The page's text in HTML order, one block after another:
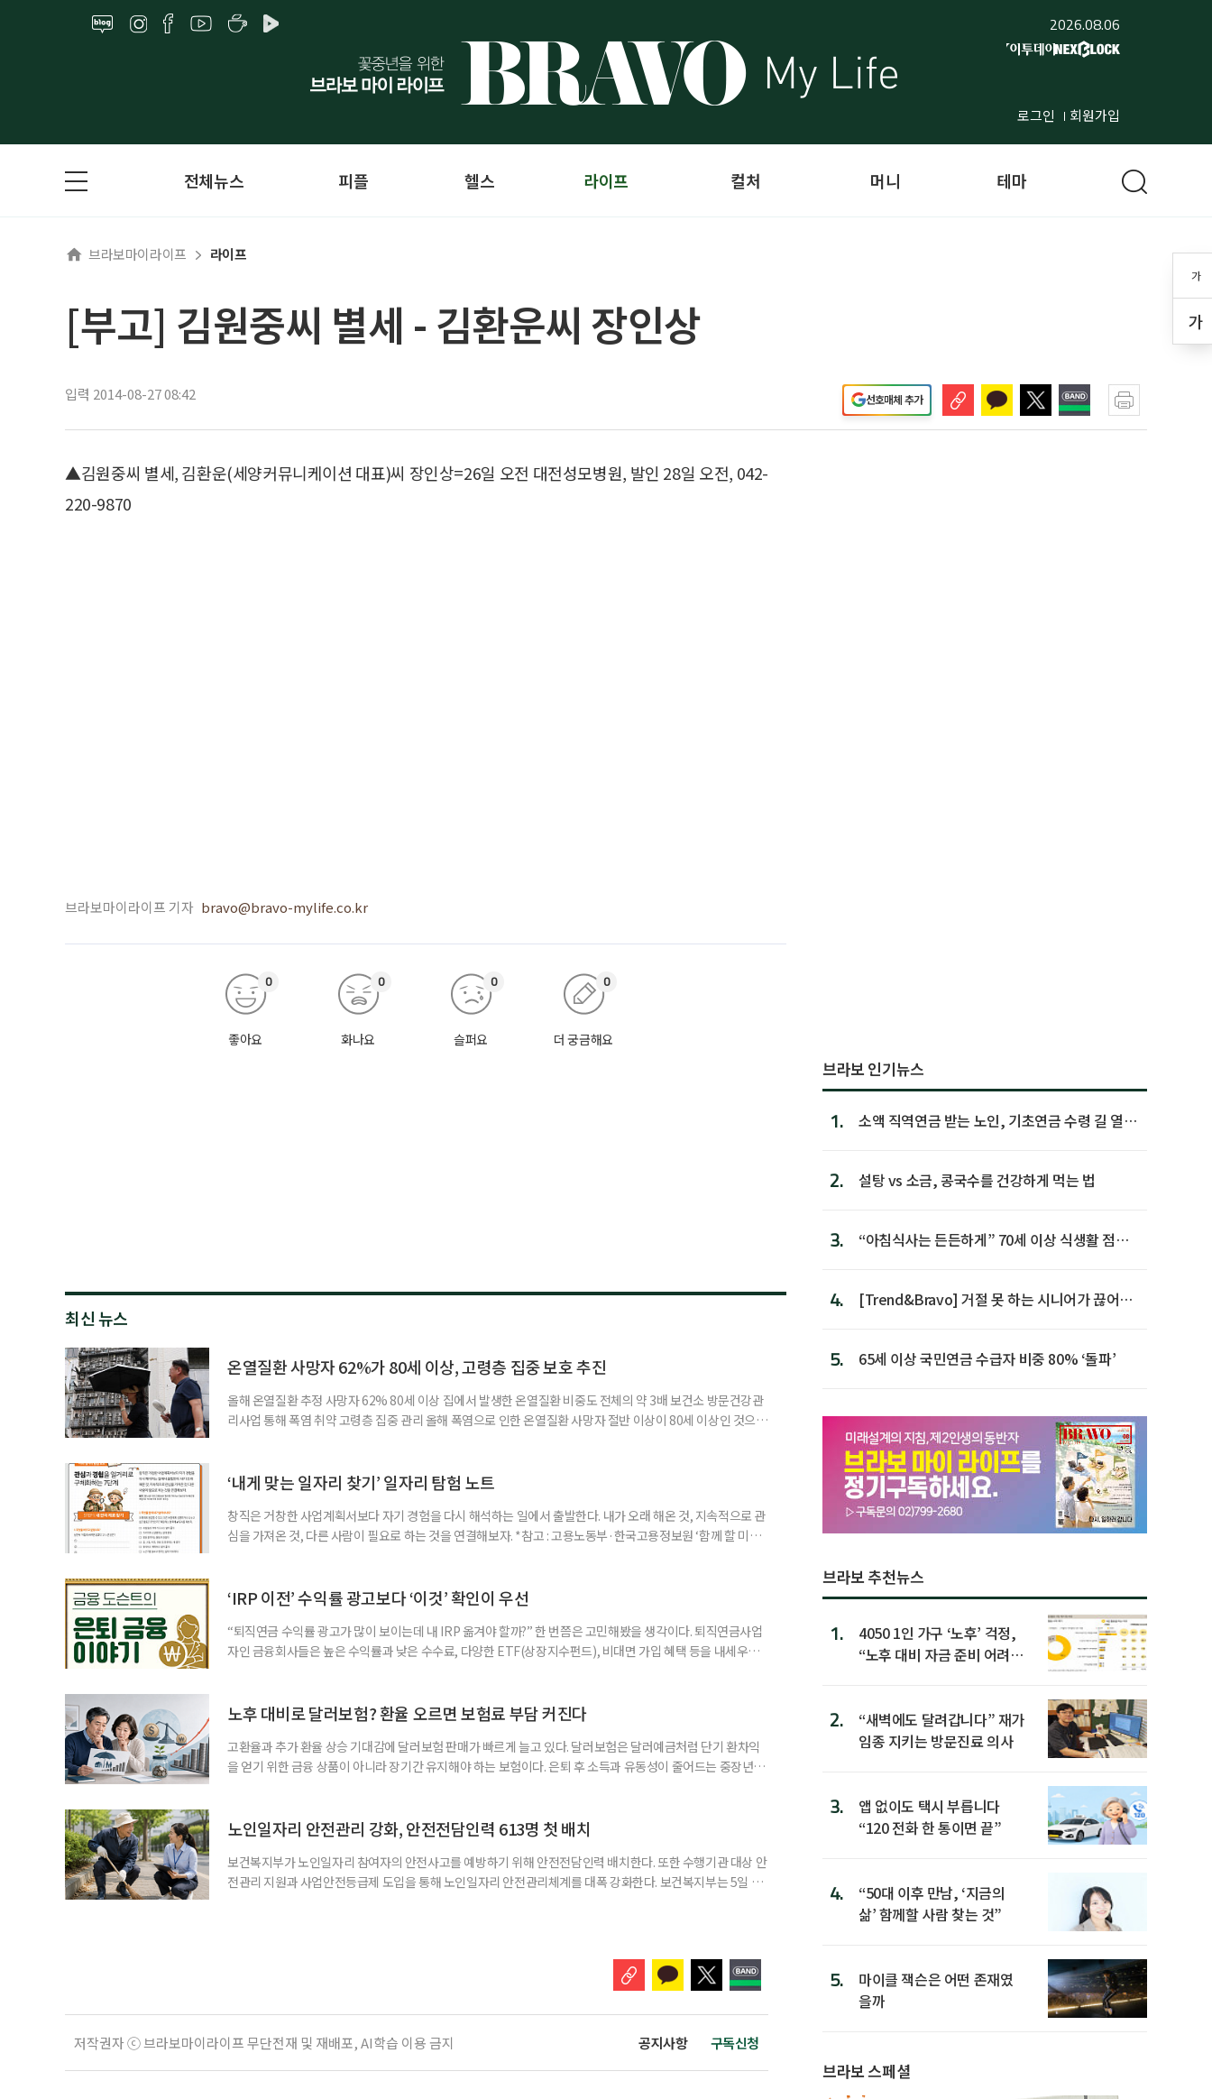
2026.08.06
로그인 회원가입
가
가
전체뉴스 피플 헬스 라이프 컬처 머니 테마
브라보마이라이프 라이프
[부고] 김원중씨 별세 - 김환운씨 장인상
입력 2014-08-27 08:42 선호매체 추가
▲김원중씨 별세, 김환운(세양커뮤니케이션 대표)씨 장인상=26일 오전 대전성모병원, 발인 28일 오전, 042-
220-9870
브라보마이라이프 기자 bravo@bravo-mylife.co.kr
좋아요
0
화나요
0
슬퍼요
0
더 궁금해요
0
최신 뉴스
온열질환 사망자 62%가 80세 이상, 고령층 집중 보호 추진
올해 온열질환 추정 사망자 62% 80세 이상 집에서 발생한 온열질환 비중도 전체의 약 3배 보건소 방문건강관
리사업 통해 폭염 취약 고령층 집중 관리 올해 폭염으로 인한 온열질환 사망자 절반 이상이 80세 이상인 것으로
고령층은 825명(33.8%), 80세 이상은 300명(12.3%)으로 집계됐다. 연령별 환자 수
‘내게 맞는 일자리 찾기’ 일자리 탐험 노트
창직은 거창한 사업계획서보다 자기 경험을 다시 해석하는 일에서 출발한다. 내가 오래 해온 것, 지속적으로 관
심을 가져온 것, 다른 사람이 필요로 하는 것을 연결해보자. *참고 : 고용노동부·한국고용정보원 ‘함께 할 미래
2._______________ 3._______________ ▷ 그중 내가 직접 해볼 만
‘IRP 이전’ 수익률 광고보다 ‘이것’ 확인이 우선
“퇴직연금 수익률 광고가 많이 보이는데 내 IRP 옮겨야 할까?” 한 번쯤은 고민해봤을 생각이다. 퇴직연금사업
자인 금융회사들은 높은 수익률과 낮은 수수료, 다양한 ETF(상장지수펀드), 비대면 가입 혜택 등을 내세우며
사들이 내세우는 퇴직연금 수익률은 눈에 잘 들어온다. 하지만 수익률 숫자는 기준에 따라달라질 수 있다.
노후 대비로 달러보험? 환율 오르면 보험료 부담 커진다
고환율과 추가 환율 상승 기대감에 달러보험 판매가 빠르게 늘고 있다. 달러보험은 달러예금처럼 단기 환차익
을 얻기 위한 금융 상품이 아니라 장기간 유지해야 하는 보험이다. 은퇴 후 소득과 유동성이 줄어드는 중장년층
집계됐다. 전년 동기 판매량인 2만2000건의 두 배를 웃도는 수준이다. 달러보험은 보험료를 달러로 내고
노인일자리 안전관리 강화, 안전전담인력 613명 첫 배치
보건복지부가 노인일자리 참여자의 안전사고를 예방하기 위해 안전전담인력 배치한다. 또한 수행기관 대상 안
전관리 지원과 사업안전등급제 도입을 통해 노인일자리 안전관리체계를 대폭 강화한다. 보건복지부는 5일 노
저작권자 ⓒ 브라보마이라이프 무단전재 및 재배포, AI학습 이용 금지 공지사항 구독신청
브라보 인기뉴스
1.
소액 직역연금 받는 노인, 기초연금 수령 길 열린
2. 설탕 vs 소금, 콩국수를 건강하게 먹는 법
3.
“아침식사는 든든하게” 70세 이상 식생활 점수
4.
[Trend&Bravo] 거절 못 하는 시니어가 끊어야
5. 65세 이상 국민연금 수급자 비중 80% ‘돌파’
브라보 추천뉴스
1.
4050 1인 가구 ‘노후’ 걱정,
“노후 대비 자금 준비 어려
2.
“새벽에도 달려갑니다” 재가
임종 지키는 방문진료 의사
3.
앱 없이도 택시 부릅니다
“120 전화 한 통이면 끝”
4.
“50대 이후 만남, ‘지금의
삶’ 함께할 사람 찾는 것”
5.
마이클 잭슨은 어떤 존재였
을까
브라보 스페셜